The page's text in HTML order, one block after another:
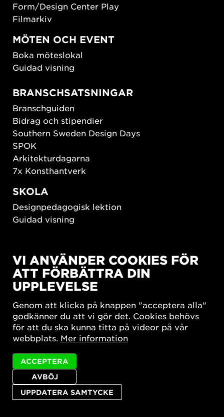
Form/Design Center Play
Filmarkiv
MÖTEN OCH EVENT
Boka möteslokal
Guidad visning
BRANSCHSATSNINGAR
Branschguiden
Bidrag och stipendier
Southern Sweden Design Days
SPOK
Arkitekturdagarna
7x Konsthantverk
SKOLA
Designpedagogisk lektion
Guidad visning
New European Bauhaus
SUSTAINORDIC
Share Future Living
What Matter_s
Integritetspolicy
Cookie-inställningar
© 2026 Form/Design Center
VI ANVÄNDER COOKIES FÖR
ATT FÖRBÄTTRA DIN
UPPLEVELSE
Genom att klicka på knappen "acceptera alla"
godkänner du att vi gör det. Cookies behövs
för att du ska kunna titta på videor på vår
webbplats. Mer information
UPPDATERA SAMTYCKE
AVBÖJ
ACCEPTERA